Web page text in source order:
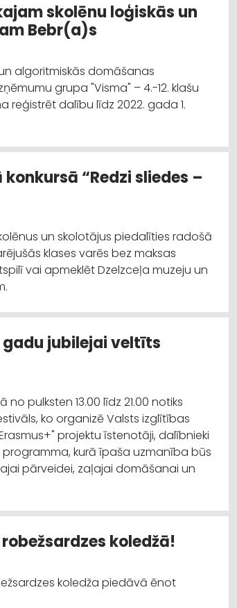
skolēnu loģiskās un
Bebr(a)s
algoritmiskās domāšanas
grupa "Visma" – 4.-12. klašu
reģistrēt dalību līdz 2022. gada 1.
“Redzi sliedes –
un skolotājus piedalīties radošā
klases varēs bez maksas
vai apmeklēt Dzelzceļa muzeju un
gadu jubilejai veltīts
pulksten 13.00 līdz 21.00 notiks
ko organizē Valsts izglītības
projektu īstenotāji, dalībnieki
kurā īpaša uzmanība būs
pārveidei, zaļajai domāšanai un
koledžā!
koledža piedāvā ēnot